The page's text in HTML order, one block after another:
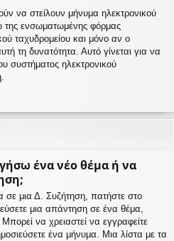
να στείλουν μήνυμα ηλεκτρονικού
της ενσωματωμένης φόρμας
ταχυδρομείου και μόνο αν ο
τη δυνατότητα. Αυτό γίνεται για να
συστήματος ηλεκτρονικού
ένα νέο θέμα ή να
σε μια Δ. Συζήτηση, πατήστε στο
μια απάντηση σε ένα θέμα,
να χρειαστεί να εγγραφείτε
ένα μήνυμα. Μια λίστα με τα